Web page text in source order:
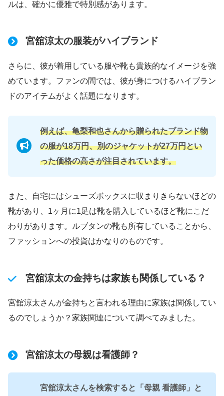
ルは、確かに優雅で特別感があります。
宮舘涼太の服装がハイブランド
さらに、彼が着用している服や靴も貴族的なイメージを強
めています。ファンの間では、彼が身につけるハイブラン
ドのアイテムがよく話題になります。
例えば、亀梨和也さんから贈られたブランド物
の服が18万円、別のジャケットが27万円とい
った価格の高さが注目されています。
また、自宅にはシューズボックスに収まりきらないほどの
靴があり、1ヶ月に1足は靴を購入しているほど靴にこだ
わりがあります。ルブタンの靴も所有していることから、
ファッションへの投資はかなりのものです。
宮舘涼太の金持ちは家族も関係している？
宮舘涼太さんが金持ちと言われる理由に家族は関係してい
るのでしょうか？家族関連について調べてみました。
宮舘涼太の母親は看護師？
宮舘涼太さんを検索すると「母親 看護師」と